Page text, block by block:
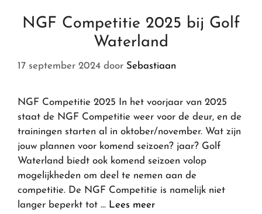
NGF Competitie 2025 bij Golf
Waterland
17 september 2024 door Sebastiaan
NGF Competitie 2025 In het voorjaar van 2025
staat de NGF Competitie weer voor de deur, en de
trainingen starten al in oktober/november. Wat zijn
jouw plannen voor komend seizoen? jaar? Golf
Waterland biedt ook komend seizoen volop
mogelijkheden om deel te nemen aan de
competitie. De NGF Competitie is namelijk niet
langer beperkt tot … Lees meer